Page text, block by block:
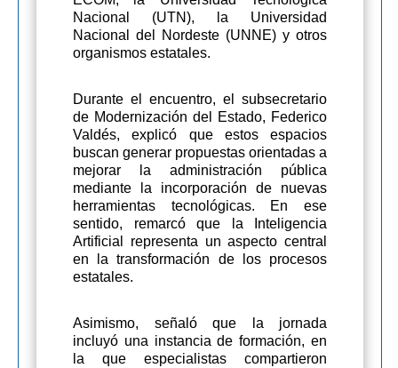
Nacional (UTN), la Universidad
Nacional del Nordeste (UNNE) y otros
organismos estatales.
Durante el encuentro, el subsecretario
de Modernización del Estado, Federico
Valdés, explicó que estos espacios
buscan generar propuestas orientadas a
mejorar la administración pública
mediante la incorporación de nuevas
herramientas tecnológicas. En ese
sentido, remarcó que la Inteligencia
Artificial representa un aspecto central
en la transformación de los procesos
estatales.
Asimismo, señaló que la jornada
incluyó una instancia de formación, en
la que especialistas compartieron